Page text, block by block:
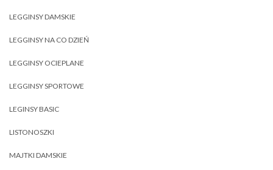
LEGGINSY DAMSKIE
LEGGINSY NA CO DZIEŃ
LEGGINSY OCIEPLANE
LEGGINSY SPORTOWE
LEGINSY BASIC
LISTONOSZKI
MAJTKI DAMSKIE